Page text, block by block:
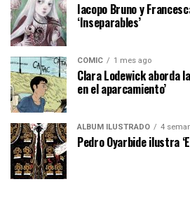
Iacopo Bruno y
‘Inseparables’
CÓMIC 1 mes ago
Clara Lodewick aborda
en el aparcamiento’
ÁLBUM ILUSTRADO 4
Pedro Oyarbide ilustra